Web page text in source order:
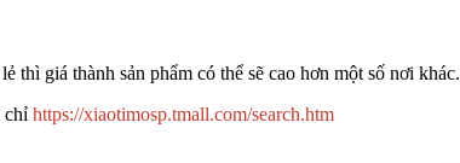
thì giá thành sản phẩm có thể sẽ cao hơn một số nơi khác.
chỉ https://xiaotimosp.tmall.com/search.htm